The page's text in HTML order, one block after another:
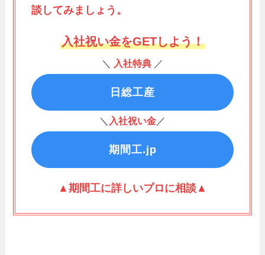
談してみましょう。
入社祝い金をGETしよう！
＼ 入社特典 ／
日総工産
＼ 入社祝い金 ／
期間工.jp
▲期間工に詳しいプロに相談▲